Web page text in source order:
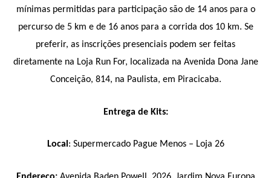
mínimas permitidas para participação são de 14 anos para o
percurso de 5 km e de 16 anos para a corrida dos 10 km. Se
preferir, as inscrições presenciais podem ser feitas
diretamente na Loja Run For, localizada na Avenida Dona Jane
Conceição, 814, na Paulista, em Piracicaba.
Entrega de Kits:
Local: Supermercado Pague Menos – Loja 26